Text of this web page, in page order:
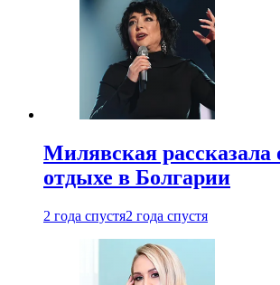
Милявская рассказала
отдыхе в Болгарии
2 года спустя2 года спустя